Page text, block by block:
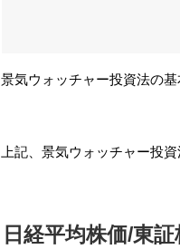
景気ウォッチャー投資法の
上記、景気ウォッチャー投
日経平均株価/東